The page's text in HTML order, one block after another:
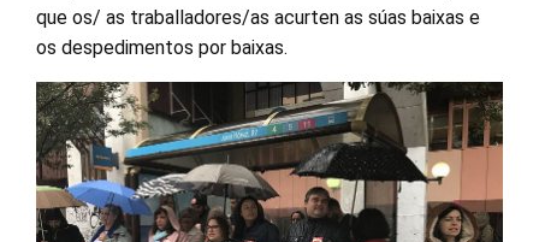
que os/ as traballadores/as acurten as súas baixas e
os despedimentos por baixas.